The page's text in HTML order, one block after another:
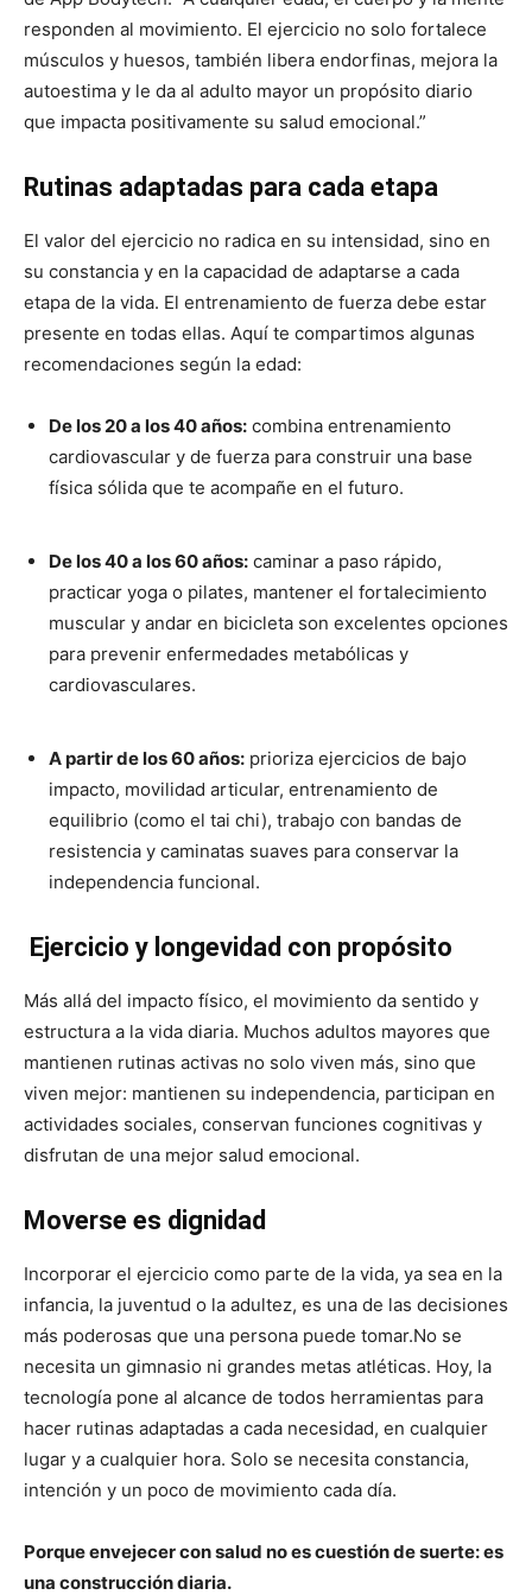
responden al movimiento. El ejercicio no solo fortalece
músculos y huesos, también libera endorfinas, mejora la
autoestima y le da al adulto mayor un propósito diario
que impacta positivamente su salud emocional.”
Rutinas adaptadas para cada etapa
El valor del ejercicio no radica en su intensidad, sino en
su constancia y en la capacidad de adaptarse a cada
etapa de la vida. El entrenamiento de fuerza debe estar
presente en todas ellas. Aquí te compartimos algunas
recomendaciones según la edad:
De los 20 a los 40 años: combina entrenamiento
cardiovascular y de fuerza para construir una base
física sólida que te acompañe en el futuro.
De los 40 a los 60 años: caminar a paso rápido,
practicar yoga o pilates, mantener el fortalecimiento
muscular y andar en bicicleta son excelentes opciones
para prevenir enfermedades metabólicas y
cardiovasculares.
A partir de los 60 años: prioriza ejercicios de bajo
impacto, movilidad articular, entrenamiento de
equilibrio (como el tai chi), trabajo con bandas de
resistencia y caminatas suaves para conservar la
independencia funcional.
Ejercicio y longevidad con propósito
Más allá del impacto físico, el movimiento da sentido y
estructura a la vida diaria. Muchos adultos mayores que
mantienen rutinas activas no solo viven más, sino que
viven mejor: mantienen su independencia, participan en
actividades sociales, conservan funciones cognitivas y
disfrutan de una mejor salud emocional.
Moverse es dignidad
Incorporar el ejercicio como parte de la vida, ya sea en la
infancia, la juventud o la adultez, es una de las decisiones
más poderosas que una persona puede tomar.No se
necesita un gimnasio ni grandes metas atléticas. Hoy, la
tecnología pone al alcance de todos herramientas para
hacer rutinas adaptadas a cada necesidad, en cualquier
lugar y a cualquier hora. Solo se necesita constancia,
intención y un poco de movimiento cada día.
Porque envejecer con salud no es cuestión de suerte: es
una construcción diaria.